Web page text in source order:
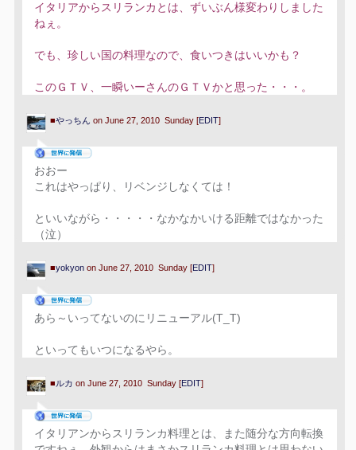
イタリアからスリランカとは、ずいぶん様変わりしました
ねぇ。
でも、珍しい国の料理なので、食いつきはいいかも？
このＧＴＶ、一瞬いーさんのＧＴＶかと思った・・・。
■やっちん on June 27, 2010 Sunday [EDIT]
おおー
これはやっぱり、リベンジしなくては！
といいながら・・・・・なかなかいける距離ではなかった
（泣）
■yokyonon June 27, 2010 Sunday [EDIT]
あら～いってないのにリニューアル(T_T)
といってもいつになるやら。
■ルカ on June 27, 2010 Sunday [EDIT]
イタリアンからスリランカ料理とは、また随分な方向転換